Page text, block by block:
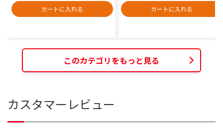
カートに入れる
カートに入れる
このカテゴリをもっと見る
カスタマーレビュー